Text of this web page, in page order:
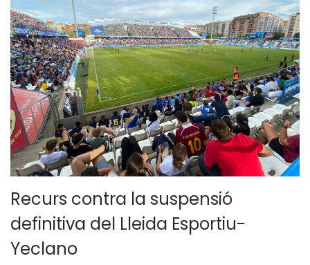
Recurs contra la suspensió
definitiva del Lleida Esportiu-
Yeclano